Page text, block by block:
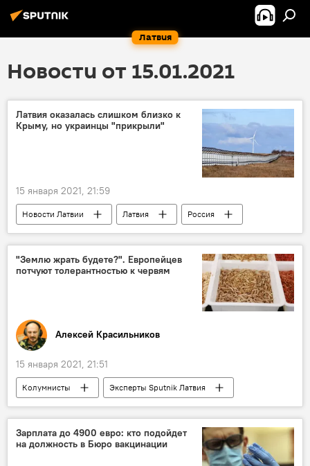
Латвия
Новости от 15.01.2021
Латвия оказалась слишком близко к
Крыму, но украинцы "прикрыли"
15 января 2021, 21:59
Новости Латвии Латвия
Россия
Крым
"Землю жрать будете?". Европейцев
потчуют толерантностью к червям
Алексей Красильников
15 января 2021, 21:51
Колумнисты
Эксперты Sputnik Латвия
Европа
еда червяки
Зарплата до 4900 евро: кто подойдет
на должность в Бюро вакцинации